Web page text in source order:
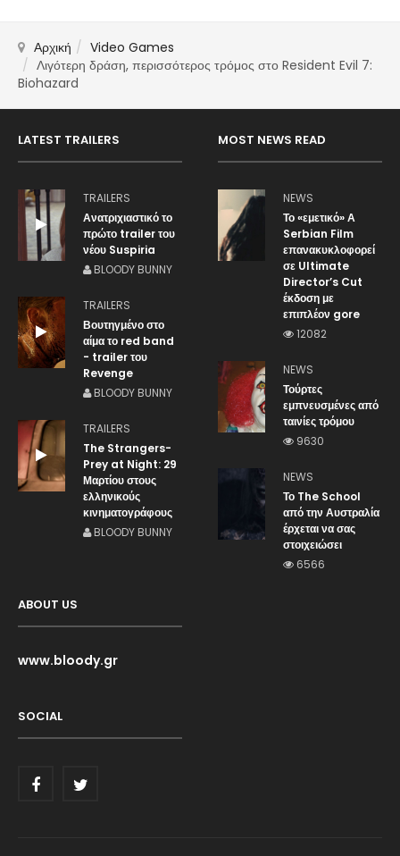
Αρχική
Video Games
Λιγότερη δράση, περισσότερος τρόμος στο Resident Evil 7:
Biohazard
LATEST TRAILERS
TRAILERS
Ανατριχιαστικό το
πρώτο trailer του
νέου Suspiria
BLOODY BUNNY
TRAILERS
Βουτηγμένο στο
αίμα το red band
- trailer του
Revenge
BLOODY BUNNY
TRAILERS
The Strangers-
Prey at Night: 29
Μαρτίου στους
ελληνικούς
κινηματογράφους
BLOODY BUNNY
MOST NEWS READ
NEWS
Το «εμετικό» Α
Serbian Film
επανακυκλοφορεί
σε Ultimate
Director’s Cut
έκδοση με
επιπλέον gore
12082
NEWS
Τούρτες
εμπνευσμένες από
ταινίες τρόμου
9630
NEWS
Το The School
από την Αυστραλία
έρχεται να σας
στοιχειώσει
6566
ABOUT US
www.bloody.gr
SOCIAL